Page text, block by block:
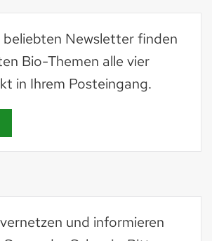
beliebten Newsletter finden
Bio-Themen alle vier
in Ihrem Posteingang.
und informieren